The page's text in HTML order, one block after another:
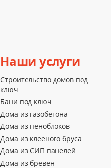
Наши услуги
Строительство домов под
ключ
Бани под ключ
Дома из газобетона
Дома из пеноблоков
Дома из клееного бруса
Дома из СИП панелей
Дома из бревен